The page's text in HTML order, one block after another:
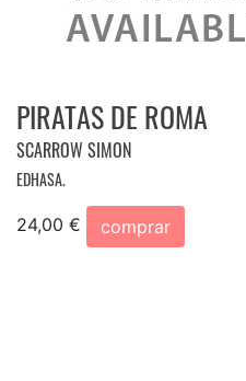
PIRATAS DE ROMA
SCARROW SIMON
EDHASA.
24,00 €
comprar